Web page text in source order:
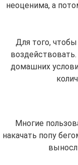
неоценима, а
Для того,
домашних
Многие
накачать попу